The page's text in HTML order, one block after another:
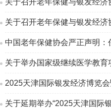
中国老年保健协会严正声明：
关于举办国家级继续医学教
2025天津国际银发经济博览
关于延期举办“2025天津国际